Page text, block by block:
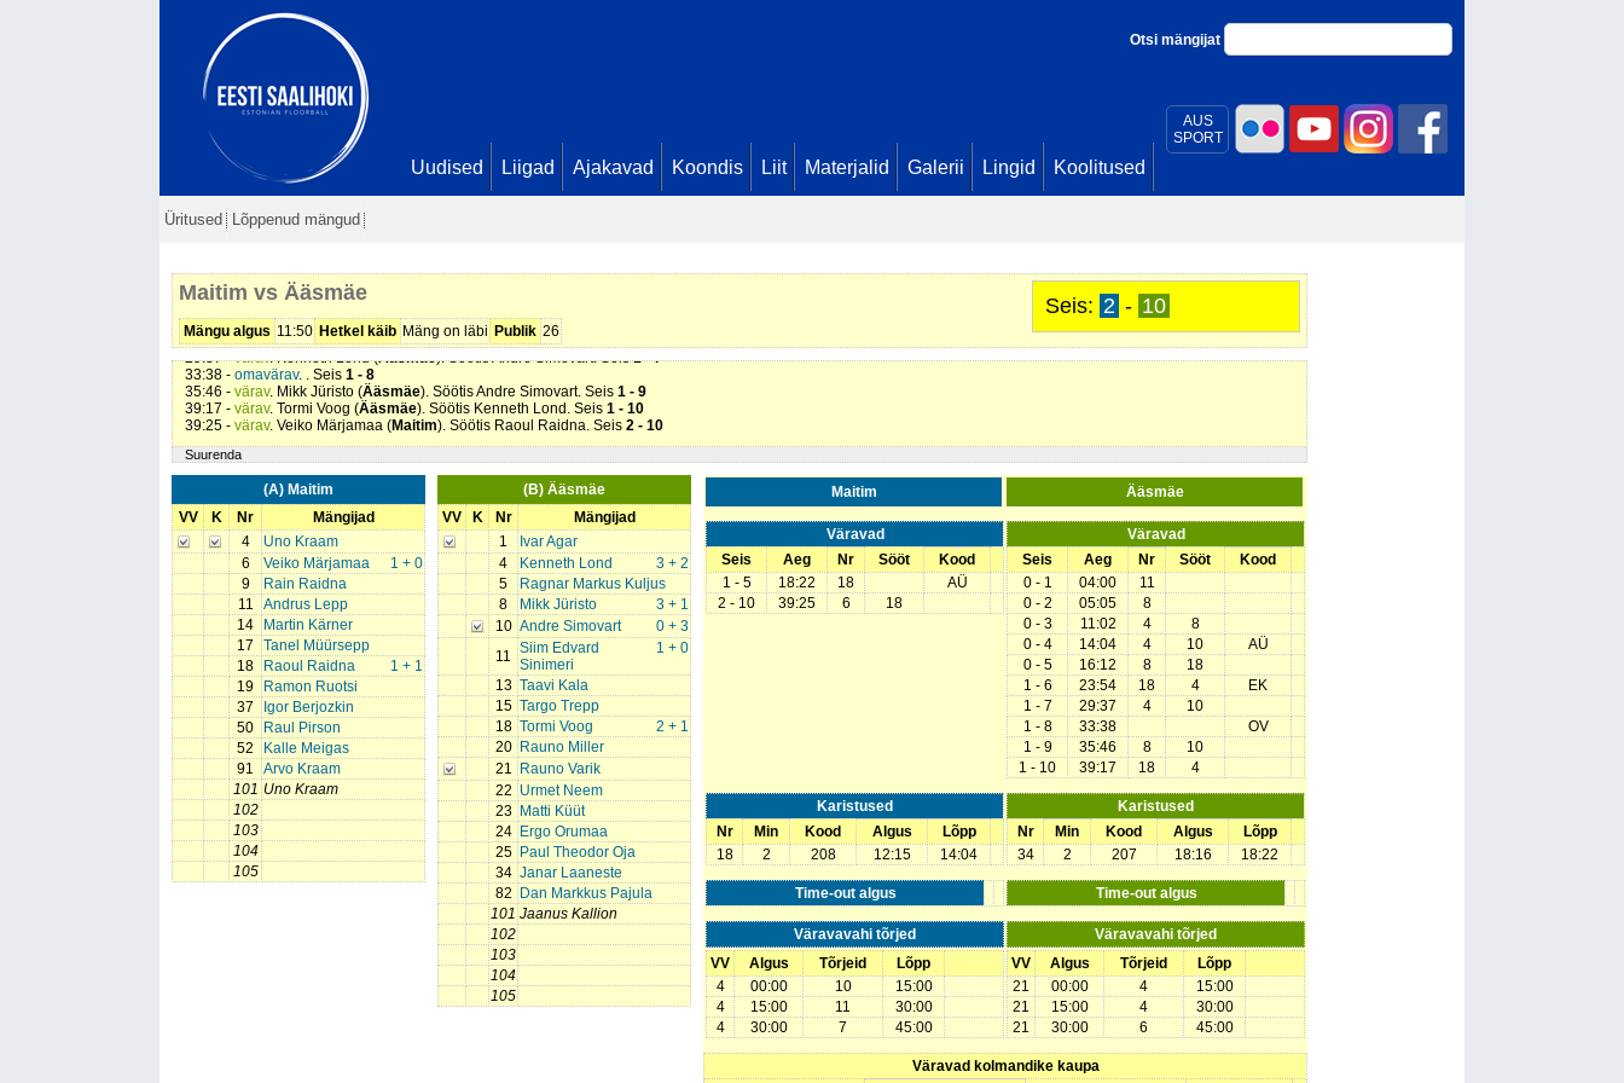
AUS
SPORT
Otsi mängijat
Uudised Liigad Ajakavad Koondis Liit Materjalid Galerii Lingid Koolitused
Üritused Lõppenud mängud
Seis: 2 - 10
Maitim vs Ääsmäe
Mängu algus 11:50 Hetkel käib Mäng on läbi Publik 26
05:05 -värav. Mikk Jüristo ( Ääsmäe
14:04 -värav. Kenneth Lond (Ääsmäe). Söötis Andre Simovart. Seis0 - 4
16:12 -värav. Mikk Jüristo (Ääsmäe
18:22 -värav. Raoul Raidna (Maitim). Seis1 - 5
23:54 -värav. Tormi Voog (Ääsmäe). Söötis Kenneth Lond. Seis
29:37 -värav. Kenneth Lond (Ääsmäe). Söötis Andre Simovart. Seis1 - 7
33:38 - omavärav. . Seis 1 - 8
35:46 - värav. Mikk Jüristo (Ääsmäe). Söötis Andre Simovart. Seis 1 - 9
39:17 - värav. Tormi Voog (Ääsmäe). Söötis Kenneth Lond. Seis 1 - 10
39:25 - värav. Veiko Märjamaa (Maitim). Söötis Raoul Raidna. Seis 2 - 10
Suurenda
(A) Maitim
VV
K Nr
Mängijad
4
Uno Kraam
6
1 + 0
Veiko Märjamaa
9
Rain Raidna
11
Andrus Lepp
14
Martin Kärner
17
Tanel Müürsepp
18
1 + 1
Raoul Raidna
19
Ramon Ruotsi
37
Igor Berjozkin
50
Raul Pirson
52
Kalle Meigas
91
Arvo Kraam
101 Uno Kraam
102
103
104
105
(B) Ääsmäe
VV
K Nr
Mängijad
1
Ivar Agar
4
3 + 2
Kenneth Lond
5
Ragnar Markus Kuljus
8
3 + 1
Mikk Jüristo
10
0 + 3
Andre Simovart
11
1 + 0
Siim Edvard
Sinimeri
13 Taavi Kala
15 Targo Trepp
18
2 + 1
Tormi Voog
20
Rauno Miller
21
Rauno Varik
22 Urmet Neem
23
Matti Küüt
24
Ergo Orumaa
25
Paul Theodor Oja
34 Janar Laaneste
82
Dan Markkus Pajula
101 Jaanus Kallion
102
103
104
105
Maitim Ääsmäe
Väravad
Seis
Aeg Nr Sööt
Kood
1 - 5
18:22 18
AÜ
2 - 10
39:25 6 18
Väravad
Seis
Aeg Nr Sööt
Kood
0 - 1
04:00
11
0 - 2
05:05
8
0 - 3
11:02 4
8
0 - 4
14:04 4 10
AÜ
0 - 5
16:12 8
18
1 - 6
23:54 18 4
EK
1 - 7
29:37 4
10
1 - 8
33:38
OV
1 - 9
35:46 8
10
1 - 10
39:17 18 4
Karistused
Nr
Min Kood Algus
Lõpp
18
2 208 12:15 14:04
Karistused
Nr
Min Kood Algus
Lõpp
34
2 207 18:16 18:22
Time-out algus Time-out algus
Väravavahi tõrjed
Väravavahi tõrjed
VV
Algus Tõrjeid
Lõpp
4
00:00 10
15:00
4
15:00 11
30:00
4
30:00 7 45:00
VV Algus Tõrjeid
Lõpp
21
00:00 4
15:00
21
15:00 4
30:00
21
30:00 6 45:00
Väravad kolmandike kaupa